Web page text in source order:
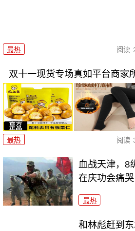
最热 阅读
双十一现货专场真如平台商家
最热 阅读
血战天津，8
在庆功会痛哭
最热
和林彪赶到